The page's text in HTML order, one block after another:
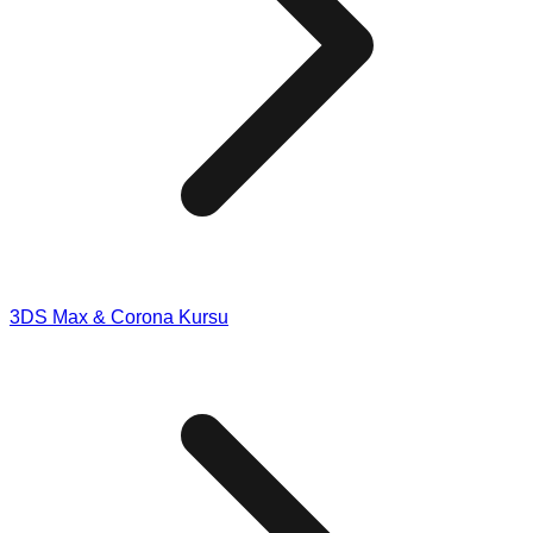
3DS Max & Corona Kursu